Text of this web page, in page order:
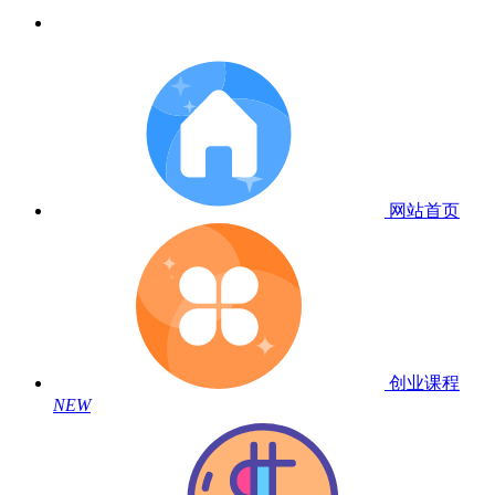
网站首页
创业课程
NEW